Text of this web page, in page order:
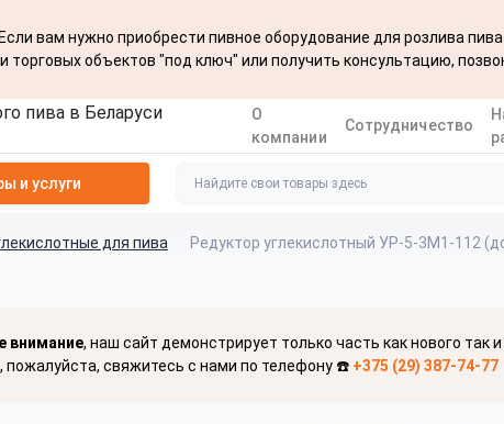
вам нужно приобрести пивное оборудование для розлива
торговых объектов "под ключ" или получить консультацию,
О
компании
Сотрудничество
и услуги
для пива Редуктор углекислотный УР-5-3М1-112
внимание, наш сайт демонстрирует только часть как нового
пожалуйста, свяжитесь с нами по телефону ☎️ +375 (29) 387-74-77